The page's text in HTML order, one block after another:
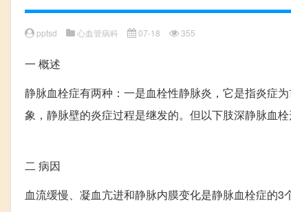
pptsd 心血管病科 07-18 355
一 概述
静脉血栓症有两种：一是血栓性静脉炎，它是指炎症
象，静脉壁的炎症过程是继发的。但以下肢深静脉血
二 病因
血流缓慢、凝血亢进和静脉内膜变化是静脉血栓症的3